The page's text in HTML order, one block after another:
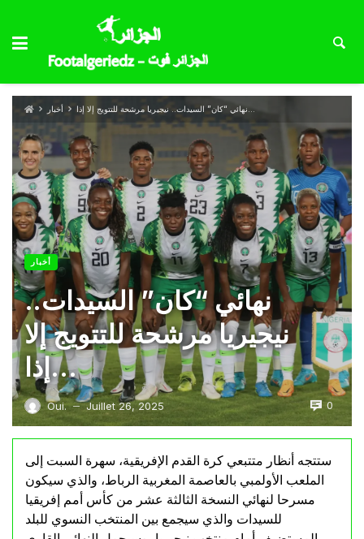
أخبار نهائي “كان” السيدات.. نيجيريا مرشحة للتتويج إلا إذا…
أخبار
نهائي “كان” السيدات..
نيجيريا مرشحة للتتويج إلا
إذا…
Oui. — Juillet 26, 2025 0
ستتجه أنظار متتبعي كرة القدم الإفريقية، سهرة السبت إلى
الملعب الأولمبي بالعاصمة المغربية الرباط، والذي سيكون
مسرحا لنهائي النسخة الثالثة عشر من كأس أمم إفريقيا
للسيدات والذي سيجمع بين المنتخب النسوي للبلد